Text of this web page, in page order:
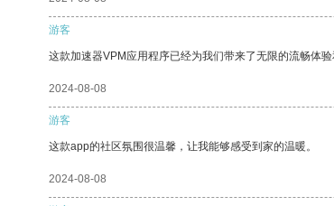
游客
这款加速器VPM应用程序已经为我们带来了无限的流畅体验
2024-08-08
游客
这款app的社区氛围很温馨，让我能够感受到家的温暖。
2024-08-08